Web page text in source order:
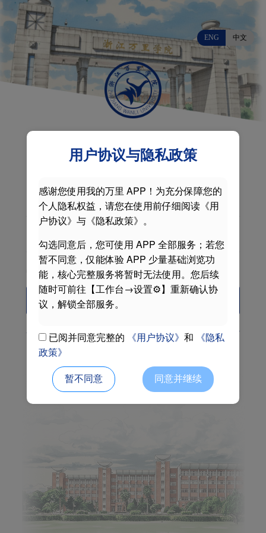
ENG 中文
阅读并同意《用户协议》和《隐私政策》
Activate Forget password 自助服务中心
用户协议与隐私政策
感谢您使用我的万里 APP！为充分保障您的
个人隐私权益，请您在使用前仔细阅读《用
户协议》与《隐私政策》。
勾选同意后，您可使用 APP 全部服务；若您
暂不同意，仅能体验 APP 少量基础浏览功
能，核心完整服务将暂时无法使用。您后续
随时可前往【工作台→设置⚙】重新确认协
议，解锁全部服务。
已阅并同意完整的 《用户协议》 和
《隐私
政策》
暂不同意 同意并继续